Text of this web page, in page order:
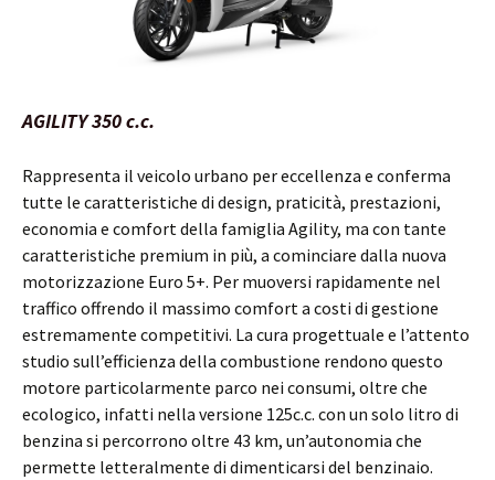
AGILITY 350 c.c.
Rappresenta il veicolo urbano per eccellenza e conferma
tutte le caratteristiche di design, praticità, prestazioni,
economia e comfort della famiglia Agility, ma con tante
caratteristiche premium in più, a cominciare dalla nuova
motorizzazione Euro 5+. Per muoversi rapidamente nel
traffico offrendo il massimo comfort a costi di gestione
estremamente competitivi. La cura progettuale e l’attento
studio sull’efficienza della combustione rendono questo
motore particolarmente parco nei consumi, oltre che
ecologico, infatti nella versione 125c.c. con un solo litro di
benzina si percorrono oltre 43 km, un’autonomia che
permette letteralmente di dimenticarsi del benzinaio.